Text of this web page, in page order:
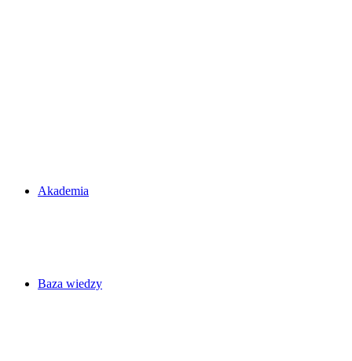
Akademia
Baza wiedzy